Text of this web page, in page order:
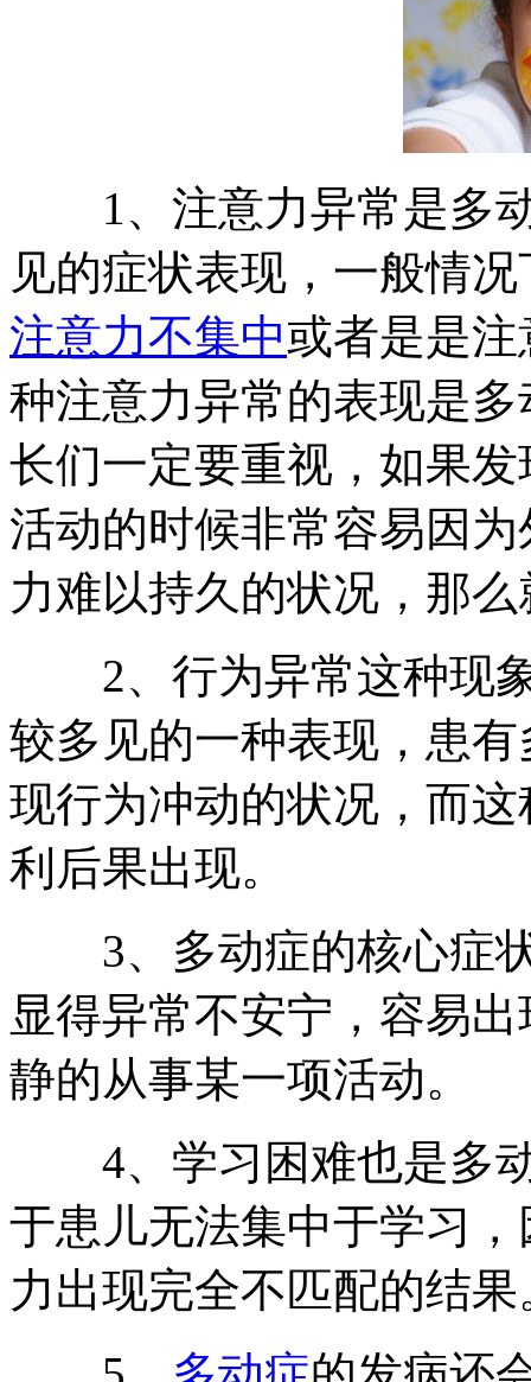
1、注意力异常是多动
见的症状表现，一般情
注意力不集中或者是是
种注意力异常的表现是
长们一定要重视，如果
活动的时候非常容易因
力难以持久的状况，那
2、行为异常这种现象
较多见的一种表现，患
现行为冲动的状况，而
利后果出现。
3、多动症的核心症状
显得异常不安宁，容易
静的从事某一项活动。
4、学习困难也是多动
于患儿无法集中于学习
力出现完全不匹配的结果